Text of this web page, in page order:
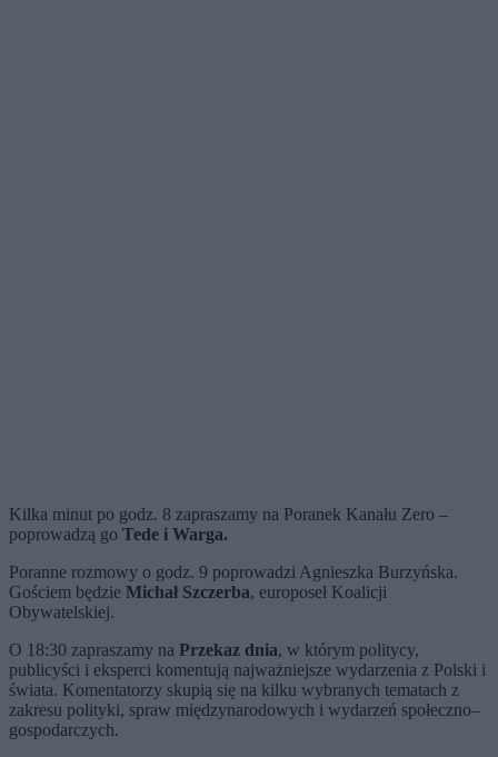
Kilka minut po godz. 8 zapraszamy na Poranek Kanału Zero –
poprowadzą go Tede i Warga.
Poranne rozmowy o godz. 9 poprowadzi Agnieszka Burzyńska.
Gościem będzie Michał Szczerba, europoseł Koalicji
Obywatelskiej.
O 18:30 zapraszamy na Przekaz dnia, w którym politycy,
publicyści i eksperci komentują najważniejsze wydarzenia z Polski i
świata. Komentatorzy skupią się na kilku wybranych tematach z
zakresu polityki, spraw międzynarodowych i wydarzeń społeczno–
gospodarczych.